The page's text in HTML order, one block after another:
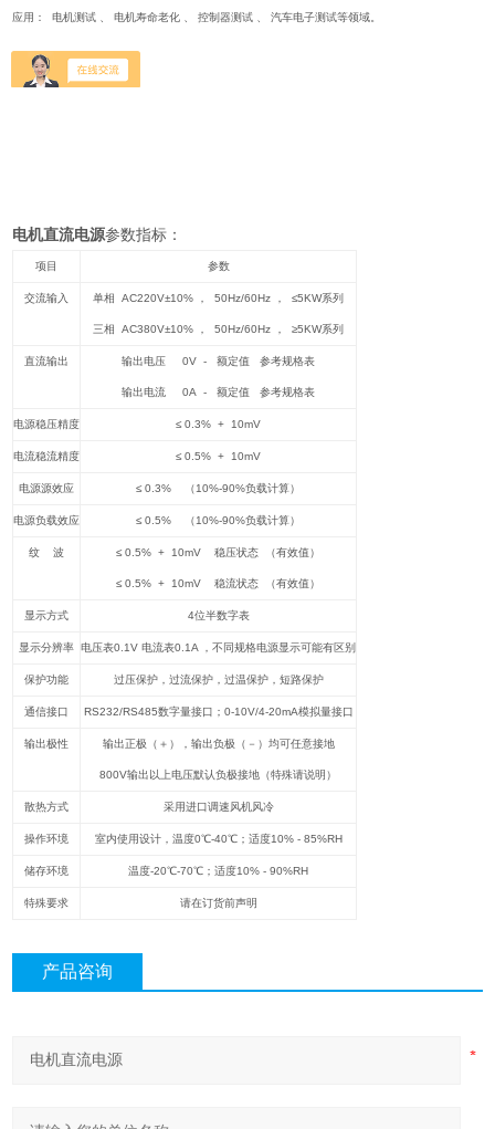
应用： 电机测试 、 电机寿命老化 、 控制器测试 、 汽车电子测试等领域。
电机直流电源参数指标：
项目 参数
交流输入 单相 AC220V±10% ， 50Hz/60Hz ， ≤5KW系列
三相 AC380V±10% ， 50Hz/60Hz ， ≥5KW系列
直流输出 输出电压 0V - 额定值 参考规格表
输出电流 0A - 额定值 参考规格表
电源稳压精度 ≤ 0.3% + 10mV
电流稳流精度 ≤ 0.5% + 10mV
电源源效应 ≤ 0.3% （10%-90%负载计算）
电源负载效应 ≤ 0.5% （10%-90%负载计算）
纹 波 ≤ 0.5% + 10mV 稳压状态 （有效值）
≤ 0.5% + 10mV 稳流状态 （有效值）
显示方式 4位半数字表
显示分辨率 电压表0.1V 电流表0.1A ，不同规格电源显示可能有区别
保护功能 过压保护，过流保护，过温保护，短路保护
通信接口 RS232/RS485数字量接口；0-10V/4-20mA模拟量接口
输出极性 输出正极（＋），输出负极（－）均可任意接地
800V输出以上电压默认负极接地（特殊请说明）
散热方式 采用进口调速风机风冷
操作环境 室内使用设计，温度0℃-40℃；适度10% - 85%RH
储存环境 温度-20℃-70℃；适度10% - 90%RH
特殊要求 请在订货前声明
产品咨询